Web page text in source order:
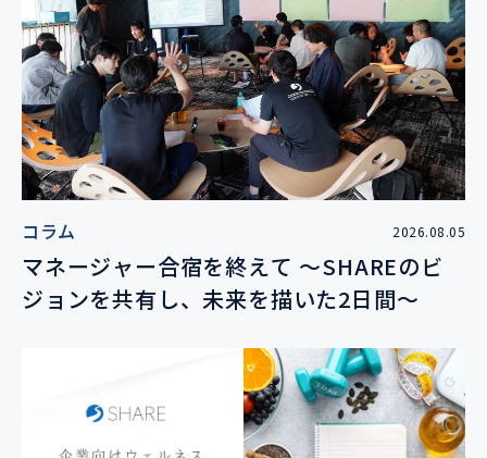
コラム 2026.08.05
マネージャー合宿を終えて 〜SHAREのビ
ジョンを共有し、未来を描いた2日間〜